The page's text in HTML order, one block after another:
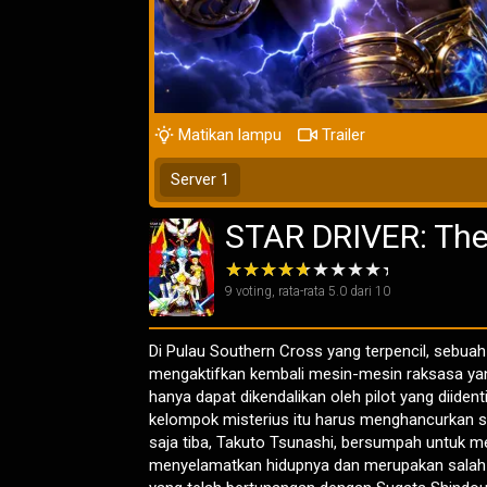
Matikan lampu Trailer
Server 1
STAR DRIVER:
9 voting, rata-rata 5.0 dari 10
Di Pulau Southern Cross yang terpencil,
mengaktifkan kembali mesin-mesin raksasa
hanya dapat dikendalikan oleh pilot yang
kelompok misterius itu harus menghancurkan
saja tiba, Takuto Tsunashi, bersumpah untuk
menyelamatkan hidupnya dan merupakan